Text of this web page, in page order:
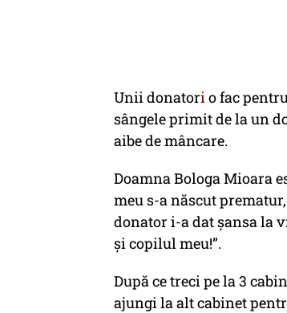
Unii donatorio fac
sângele primit de la un
aibe de mâncare.
Doamna Bologa Mioara
meu s-a născut
donator i-a dat şansa la
şi copilul meu!”.
După ce treci pe la 3
ajungi la alt cabinet